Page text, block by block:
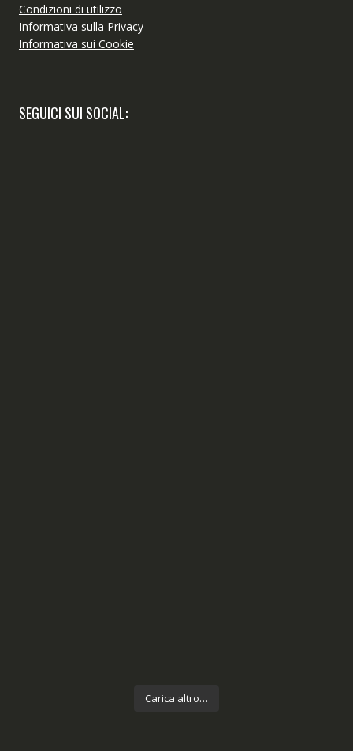
Condizioni di utilizzo
Informativa sulla Privacy
Informativa sui Cookie
SEGUICI SUI SOCIAL:
Carica altro…